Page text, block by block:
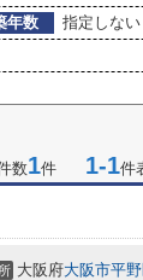
年数
指定しない
数1件 1-1件
大阪府大阪市平